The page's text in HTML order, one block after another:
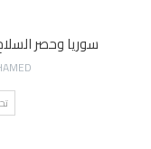
سوريا وحصر